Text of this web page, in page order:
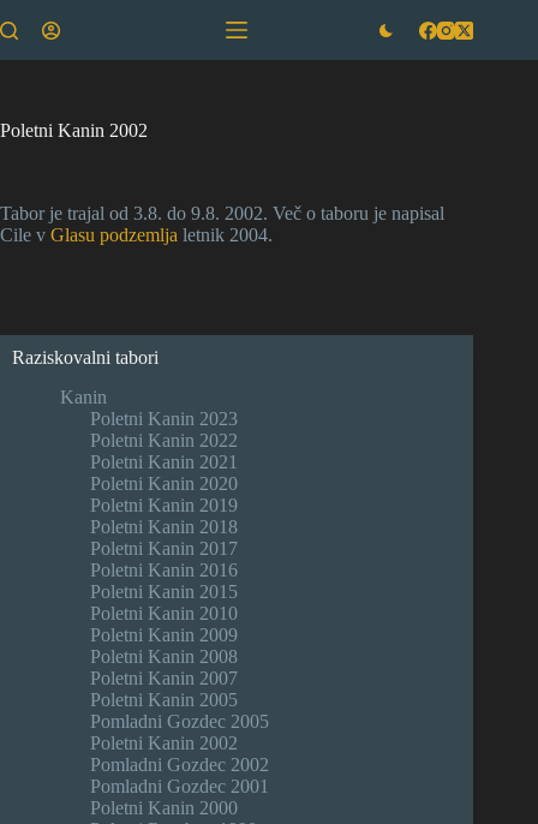
to
Poletni Kanin 2002
Tabor je trajal od 3.8. do 9.8. 2002. Več o taboru je napisal
Cile v Glasu podzemlja letnik 2004.
Raziskovalni tabori
Kanin
Poletni Kanin 2023
Poletni Kanin 2022
Poletni Kanin 2021
Poletni Kanin 2020
Poletni Kanin 2019
Poletni Kanin 2018
Poletni Kanin 2017
Poletni Kanin 2016
Poletni Kanin 2015
Poletni Kanin 2010
Poletni Kanin 2009
Poletni Kanin 2008
Poletni Kanin 2007
Poletni Kanin 2005
Pomladni Gozdec 2005
Poletni Kanin 2002
Pomladni Gozdec 2002
Pomladni Gozdec 2001
Poletni Kanin 2000